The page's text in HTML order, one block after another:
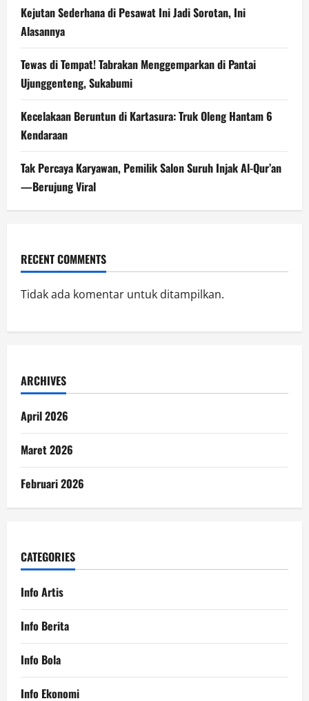
Kejutan Sederhana di Pesawat Ini Jadi Sorotan, Ini
Alasannya
Tewas di Tempat! Tabrakan Menggemparkan di Pantai
Ujunggenteng, Sukabumi
Kecelakaan Beruntun di Kartasura: Truk Oleng Hantam 6
Kendaraan
Tak Percaya Karyawan, Pemilik Salon Suruh Injak Al-Qur’an
—Berujung Viral
RECENT COMMENTS
Tidak ada komentar untuk ditampilkan.
ARCHIVES
April 2026
Maret 2026
Februari 2026
CATEGORIES
Info Artis
Info Berita
Info Bola
Info Ekonomi